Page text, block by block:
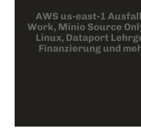
AWS us-east-1
Work, Minio Source
Linux, Dataport
Finanzierung und